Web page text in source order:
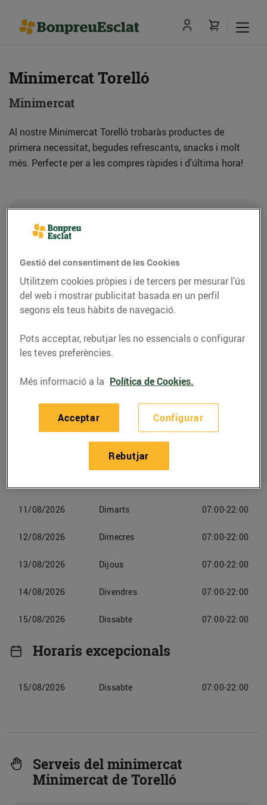
Minimercat Torelló
Minimercat
Al nostre Minimercat Torelló trobaràs productes de
primera necessitat, begudes refrescants, snacks i molt
més. Perfecte per a les compres ràpides i d'última hora!
Ctra. de Manlleu a Torelló, Km. 4,7 (08570)
Telèfon
93 825 34 25
Trucar-hi
Horaris Minimercat Torelló
Diumenge
11/08/2026 Dimarts 07:00-22:00
12/08/2026 Dimecres 07:00-22:00
13/08/2026 Dijous 07:00-22:00
14/08/2026 Divendres 07:00-22:00
15/08/2026 Dissabte 07:00-22:00
Horaris excepcionals
15/08/2026 Dissabte 07:00-22:00
Serveis del minimercat
Minimercat de Torelló
Gestió del consentiment de les Cookies
Utilitzem cookies pròpies i de tercers per mesurar l’ús
del web i mostrar publicitat basada en un perfil
segons els teus hàbits de navegació.
Pots acceptar, rebutjar les no essencials o configurar
les teves preferències.
Més informació a la Política de Cookies.
Configurar
Rebutjar
Acceptar